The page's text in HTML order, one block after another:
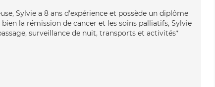
Sylvie a 8 ans d'expérience et possède un diplôme
la rémission de cancer et les soins palliatifs, Sylvie
surveillance de nuit, transports et activités*